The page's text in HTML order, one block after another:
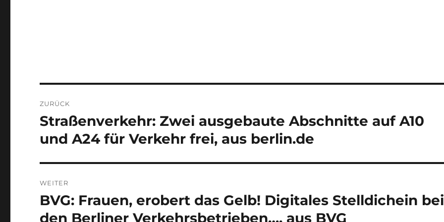
ZURÜCK
Vorheriger
Beitrag:
Straßenverkehr: Zwei ausgebaute Abschnitte auf A10
und A24 für Verkehr frei, aus berlin.de
WEITER
Nächster
Beitrag:
BVG: Frauen, erobert das Gelb! Digitales Stelldichein bei
den Berliner Verkehrsbetrieben…, aus BVG